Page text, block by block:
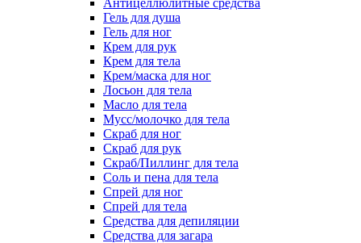
Антицеллюлитные средства
Гель для душа
Гель для ног
Крем для рук
Крем для тела
Крем/маска для ног
Лосьон для тела
Масло для тела
Мусс/молочко для тела
Скраб для ног
Скраб для рук
Скраб/Пиллинг для тела
Соль и пена для тела
Спрей для ног
Спрей для тела
Средства для депиляции
Средства для загара